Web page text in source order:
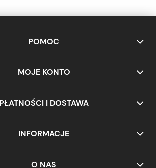
POMOC
MOJE KONTO
PŁATNOŚCI I DOSTAWA
INFORMACJE
O NAS